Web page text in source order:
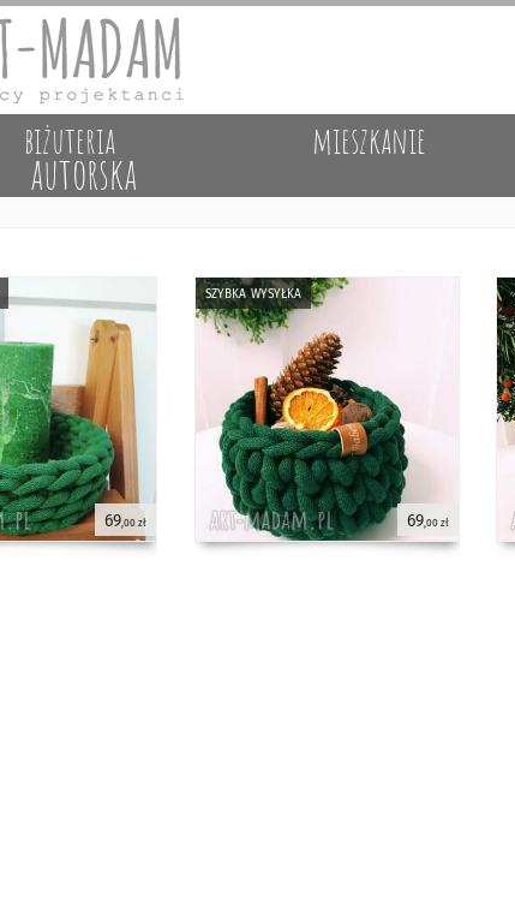
biżuteria
autorska
mieszkanie
69,00 zł
szybka wysyłka
69,00 zł